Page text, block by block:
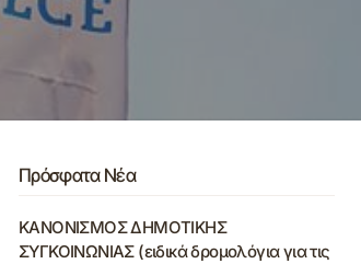
Πρόσφατα Νέα
ΚΑΝΟΝΙΣΜΟΣ ΔΗΜΟΤΙΚΗΣ
ΣΥΓΚΟΙΝΩΝΙΑΣ (ειδικά δρομολόγια για τις